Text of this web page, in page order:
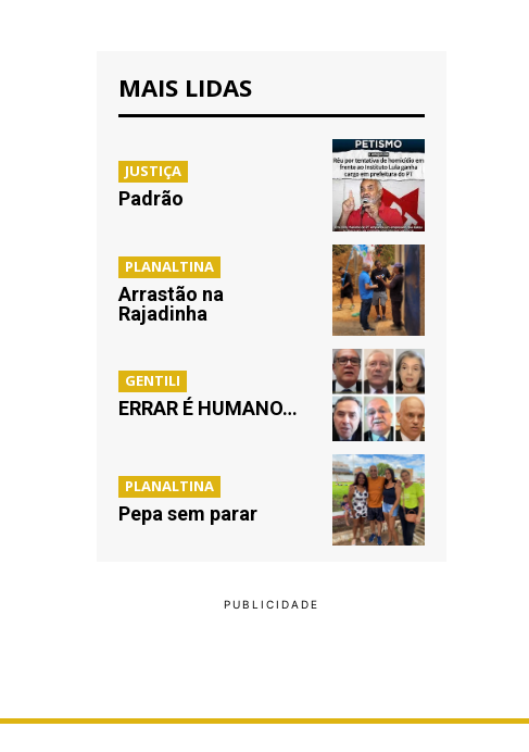
MAIS LIDAS
JUSTIÇA
Padrão
PLANALTINA
Arrastão na
Rajadinha
GENTILI
ERRAR É HUMANO…
PLANALTINA
Pepa sem parar